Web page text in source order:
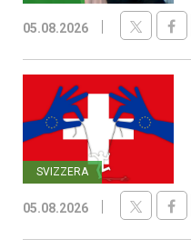
05.08.2026
SVIZZERA
05.08.2026